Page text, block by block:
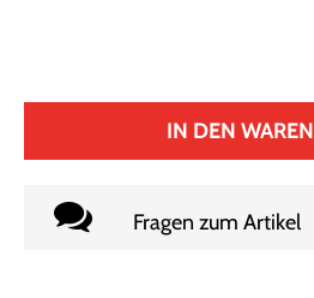
IN DEN
Fragen zum Artikel